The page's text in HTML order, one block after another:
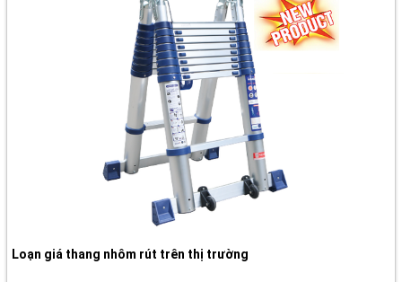
Loạn giá thang nhôm rút trên thị trường